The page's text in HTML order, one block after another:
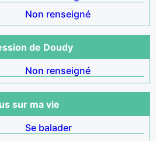
Non renseigné
de Doudy
Non renseigné
sur ma vie
Se balader